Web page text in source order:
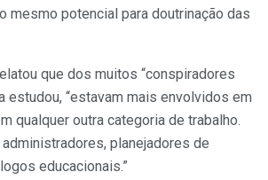
mesmo potencial para doutrina­ção das
que dos muitos “conspiradores
estudou, “estavam mais envolvidos em
qualquer outra categoria de trabalho.
planejadores de
educacio­nais.”